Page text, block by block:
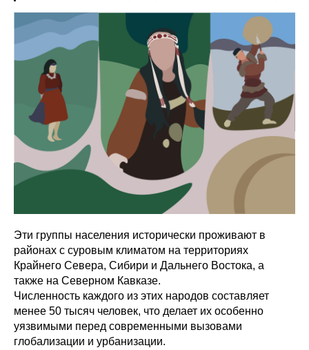
Эти группы населения исторически проживают в
районах с суровым климатом на территориях
Крайнего Севера, Сибири и Дальнего Востока, а
также на Северном Кавказе.
Численность каждого из этих народов составляет
менее 50 тысяч человек, что делает их особенно
уязвимыми перед современными вызовами
глобализации и урбанизации.